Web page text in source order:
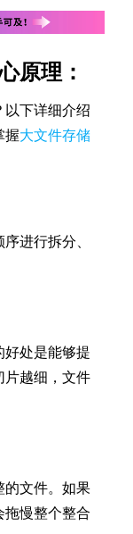
原理：
以下详细介绍
握大文件存储
进行拆分、
好处是能够提
片越细，文件
的文件。如果
拖慢整个整合